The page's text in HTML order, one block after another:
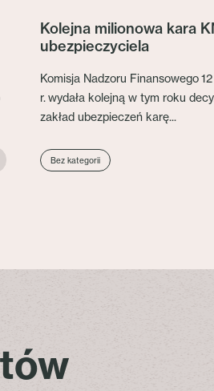
Kolejna milionowa kara
ubezpieczyciela
Komisja Nadzoru Finansowego
r. wydała kolejną w tym roku
zakład ubezpieczeń karę...
Bez kategorii